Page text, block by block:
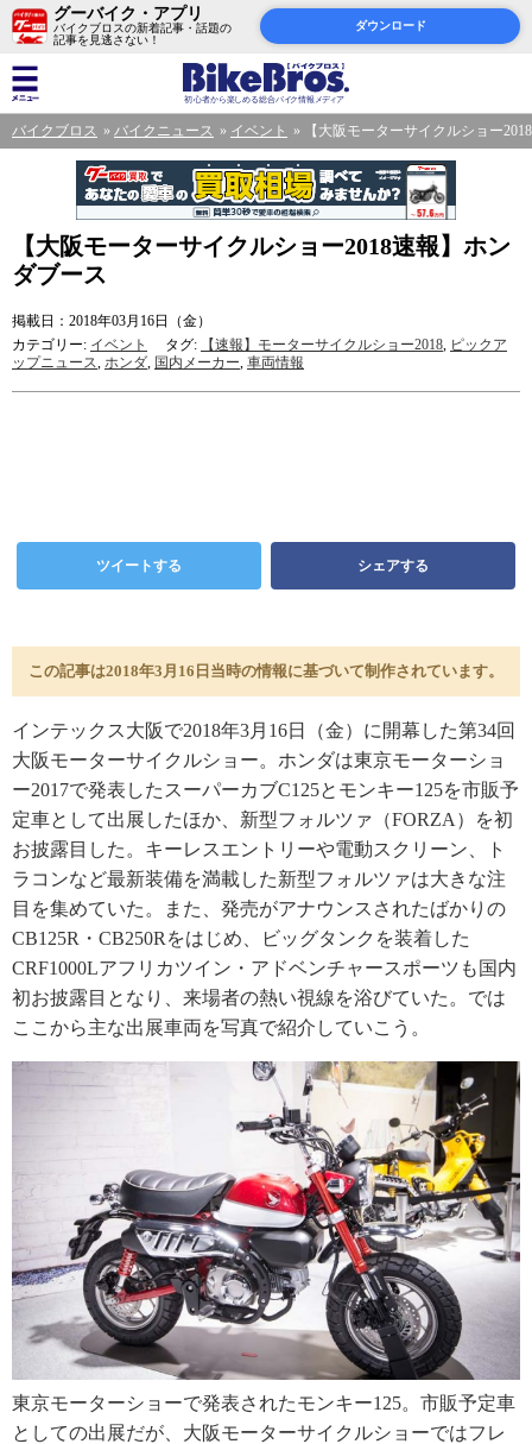
グーバイク・アプリ
バイクブロスの新着記事・話題の
記事を見逃さない！
ダウンロード
バイクブロス バイクニュース イベント 【大阪モーターサイクルショー
【大阪モーターサイクルショー2018速報】ホン
ダブース
掲載日：2018年03月16日（金）
カテゴリー: イベント タグ: 【速報】モーターサイクルショー2018, ピックア
ップニュース, ホンダ, 国内メーカー, 車両情報
ツイートする シェアする
この記事は2018年3月16日当時の情報に基づいて制作されています。
インテックス大阪で2018年3月16日（金）に開幕した第34回
大阪モーターサイクルショー。ホンダは東京モーターショ
ー2017で発表したスーパーカブC125とモンキー125を市販予
定車として出展したほか、新型フォルツァ（FORZA）を初
お披露目した。キーレスエントリーや電動スクリーン、ト
ラコンなど最新装備を満載した新型フォルツァは大きな注
目を集めていた。また、発売がアナウンスされたばかりの
CB125R・CB250Rをはじめ、ビッグタンクを装着した
CRF1000Lアフリカツイン・アドベンチャースポーツも国内
初お披露目となり、来場者の熱い視線を浴びていた。では
ここから主な出展車両を写真で紹介していこう。
東京モーターショーで発表されたモンキー125。市販予定車
としての出展だが、大阪モーターサイクルショーではフレ